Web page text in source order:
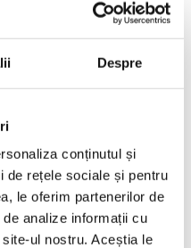
Despre
conținutul și
de rețele sociale și pentru
le oferim partenerilor de
analize informații cu
ul nostru. Aceștia le